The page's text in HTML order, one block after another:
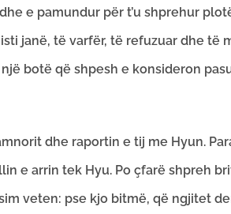
e pamundur për t’u shprehur
janë, të varfër, të refuzuar dhe të
botë që shpesh e konsideron
dhe raportin e tij me Hyun.
e arrin tek Hyu. Po çfarë shpreh
veten: pse kjo bitmë, që ngjitet